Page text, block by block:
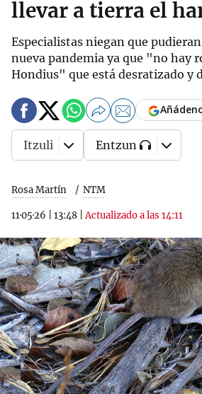
llevar a tierra el
Especialistas niegan que
nueva pandemia ya que "no hay
Hondius" que está desratizado y
Rosa Martín NTM
11·05·26 13:48 |Actualizado a las 14:11
Itzuli Entzun